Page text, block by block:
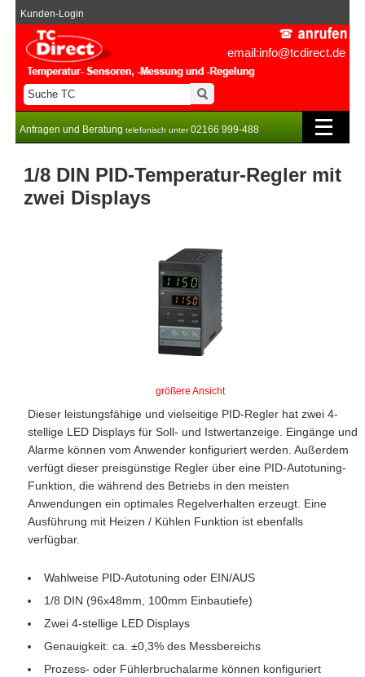
email:info@tcdirect.de
Kunden-Login
Anfragen und Beratung telefonisch unter02166 999-488
1/8 DIN PID-Temperatur-Regler mit
zwei Displays
größere Ansicht
Dieser leistungsfähige und vielseitige PID-Regler hat zwei 4-
stellige LED Displays für Soll- und Istwertanzeige. Eingänge und
Alarme können vom Anwender konfiguriert werden. Außerdem
verfügt dieser preisgünstige Regler über eine PID-Autotuning-
Funktion, die während des Betriebs in den meisten
Anwendungen ein optimales Regelverhalten erzeugt. Eine
Ausführung mit Heizen / Kühlen Funktion ist ebenfalls
verfügbar.
Wahlweise PID-Autotuning oder EIN/AUS
1/8 DIN (96x48mm, 100mm Einbautiefe)
Zwei 4-stellige LED Displays
Genauigkeit: ca. ±0,3% des Messbereichs
Prozess- oder Fühlerbruchalarme können konfiguriert